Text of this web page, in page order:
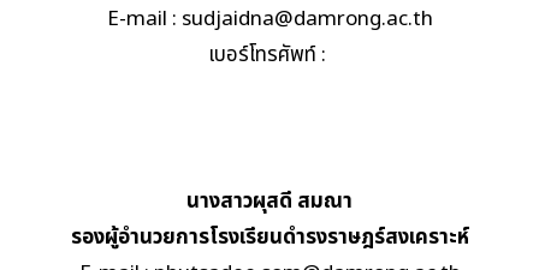
E-mail : sudjaidna@damrong.ac.th
เบอร์โทรศัพท์ :
นางสาวผุสดี สมณา
รองผู้อำนวยการโรงเรียนดำรงราษฎร์สงเคราะห์